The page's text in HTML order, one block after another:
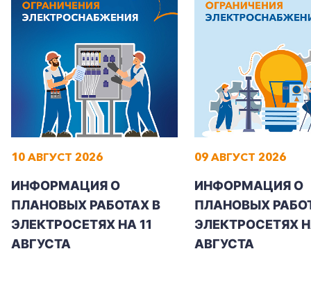
+7-800-700-24-57
Заказать обратный звонок
Корпоративным клиентам
10 АВГУСТ 2026
ИНФОРМАЦИЯ О
ПЛАНОВЫХ РАБОТАХ В
ЭЛЕКТРОСЕТЯХ НА 11
АВГУСТА
09 АВГУСТ 2026
ИНФОРМАЦИЯ О
ПЛАНОВЫХ
ЭЛЕКТРОСЕТЯХ
АВГУСТА